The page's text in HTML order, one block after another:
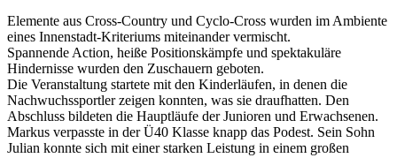
Elemente aus Cross-Country und Cyclo-Cross wurden im Ambiente
eines Innenstadt-Kriteriums miteinander vermischt.
Spannende Action, heiße Positionskämpfe und spektakuläre
Hindernisse wurden den Zuschauern geboten.
Die Veranstaltung startete mit den Kinderläufen, in denen die
Nachwuchssportler zeigen konnten, was sie draufhatten. Den
Abschluss bildeten die Hauptläufe der Junioren und Erwachsenen.
Markus verpasste in der Ü40 Klasse knapp das Podest. Sein Sohn
Julian konnte sich mit einer starken Leistung in einem großen